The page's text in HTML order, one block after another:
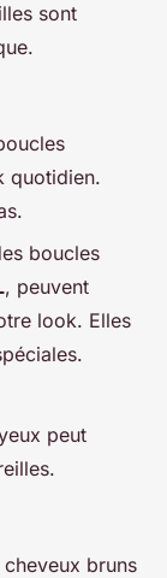
sont
quotidien.
boucles
, peuvent
look. Elles
peut
bruns